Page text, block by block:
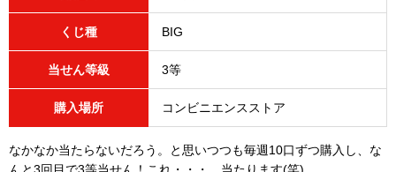
くじ種 BIG
当せん等級 3等
購入場所 コンビニエンスストア
なかなか当たらないだろう。と思いつつも毎週10口ずつ購入し、な